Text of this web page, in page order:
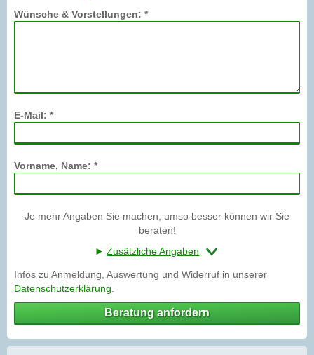
Wünsche & Vorstellungen: *
E-Mail: *
Vorname, Name: *
Je mehr Angaben Sie machen, umso besser können wir Sie
beraten!
Zusätzliche Angaben
Infos zu Anmeldung, Auswertung und Widerruf in unserer
Datenschutzerklärung
Beratung anfordern